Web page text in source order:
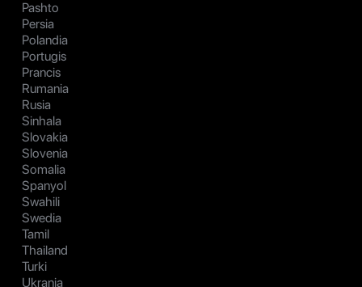
Pashto
Persia
Polandia
Portugis
Prancis
Rumania
Rusia
Sinhala
Slovakia
Slovenia
Somalia
Spanyol
Swahili
Swedia
Tamil
Thailand
Turki
Ukrania